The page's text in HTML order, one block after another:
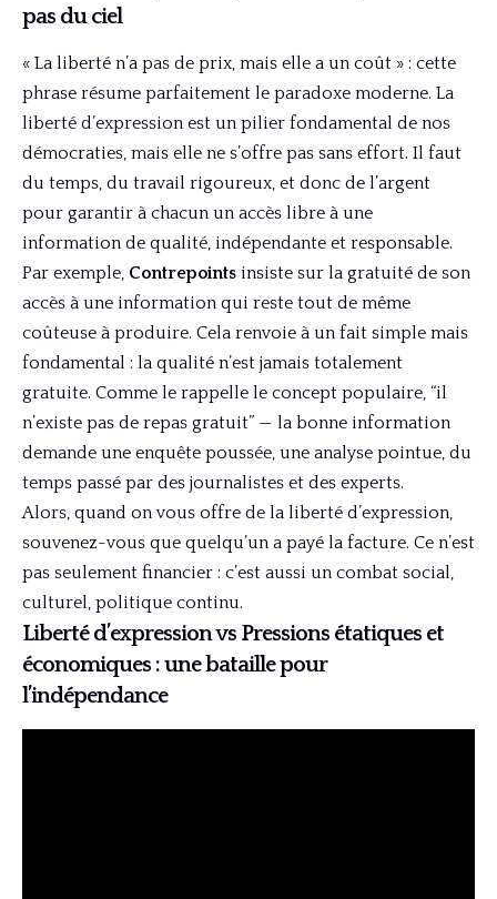
pas du ciel
« La liberté n’a pas de prix, mais elle a un coût » : cette
phrase résume parfaitement le paradoxe moderne. La
liberté d’expression est un pilier fondamental de nos
démocraties, mais elle ne s’offre pas sans effort. Il faut
du temps, du travail rigoureux, et donc de l’argent
pour garantir à chacun un accès libre à une
information de qualité, indépendante et responsable.
Par exemple, Contrepoints insiste sur la gratuité de son
accès à une information qui reste tout de même
coûteuse à produire. Cela renvoie à un fait simple mais
fondamental : la qualité n’est jamais totalement
gratuite. Comme le rappelle le concept populaire, “il
n’existe pas de repas gratuit” — la bonne information
demande une enquête poussée, une analyse pointue, du
temps passé par des journalistes et des experts.
Alors, quand on vous offre de la liberté d’expression,
souvenez-vous que quelqu’un a payé la facture. Ce n’est
pas seulement financier : c’est aussi un combat social,
culturel, politique continu.
Liberté d’expression vs Pressions étatiques et
économiques : une bataille pour
l’indépendance